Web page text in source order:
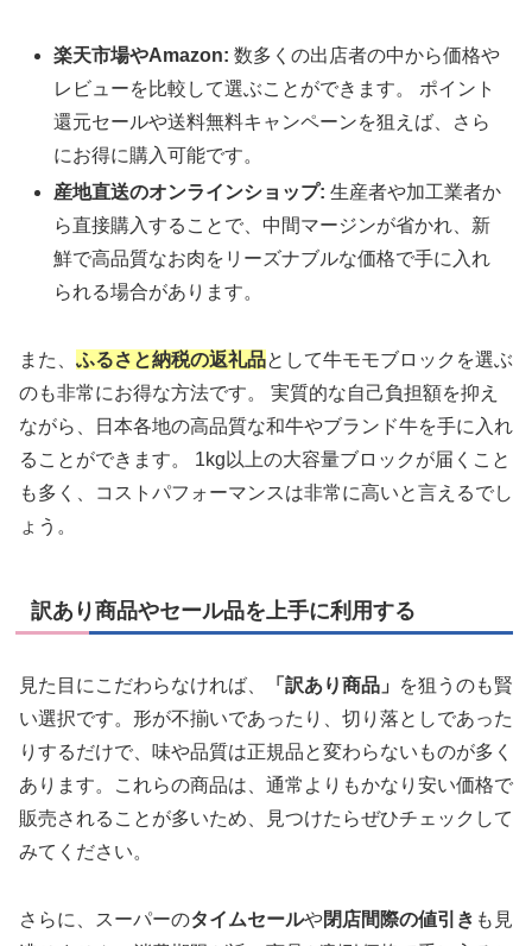
楽天市場やAmazon: 数多くの出店者の中から価格や
レビューを比較して選ぶことができます。 ポイント
還元セールや送料無料キャンペーンを狙えば、さら
にお得に購入可能です。
産地直送のオンラインショップ: 生産者や加工業者か
ら直接購入することで、中間マージンが省かれ、新
鮮で高品質なお肉をリーズナブルな価格で手に入れ
られる場合があります。
また、 ふるさと納税の返礼品として牛モモブロックを選ぶ
のも非常にお得な方法です。 実質的な自己負担額を抑え
ながら、日本各地の高品質な和牛やブランド牛を手に入れ
ることができます。 1kg以上の大容量ブロックが届くこと
も多く、コストパフォーマンスは非常に高いと言えるでし
ょう。
訳あり商品やセール品を上手に利用する
見た目にこだわらなければ、 「訳あり商品」
を狙うのも賢
い選択です。形が不揃いであったり、切り落としであった
りするだけで、味や品質は正規品と変わらないものが多く
あります。これらの商品は、通常よりもかなり安い価格で
販売されることが多いため、見つけたらぜひチェックして
みてください。
さらに、スーパーのタイムセールや閉店間際の値引き も見